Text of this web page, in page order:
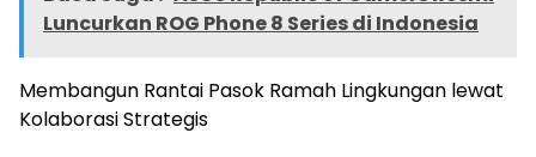
Luncurkan ROG Phone 8 Series di Indonesia
Membangun Rantai Pasok Ramah Lingkungan lewat
Kolaborasi Strategis